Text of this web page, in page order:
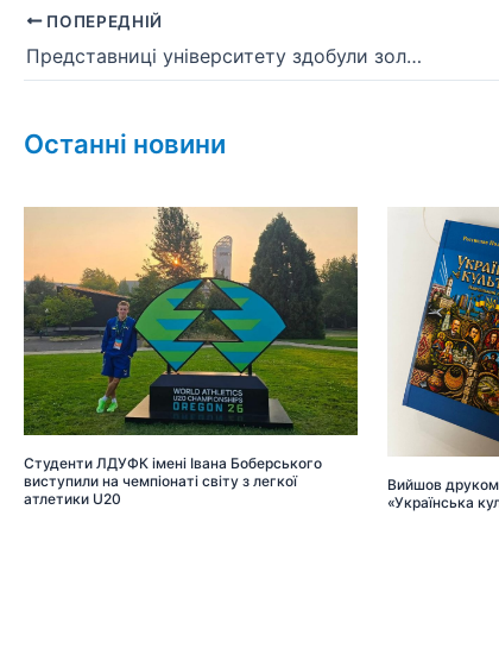
ПОПЕРЕДНІЙ
Представниці університету здобули золото чемпіонату України з фехтування на шпагах
Останні новини
Студенти ЛДУФК імені Івана Боберського
виступили на чемпіонаті світу з легкої
атлетики U20
Вийшов друком
«Українська